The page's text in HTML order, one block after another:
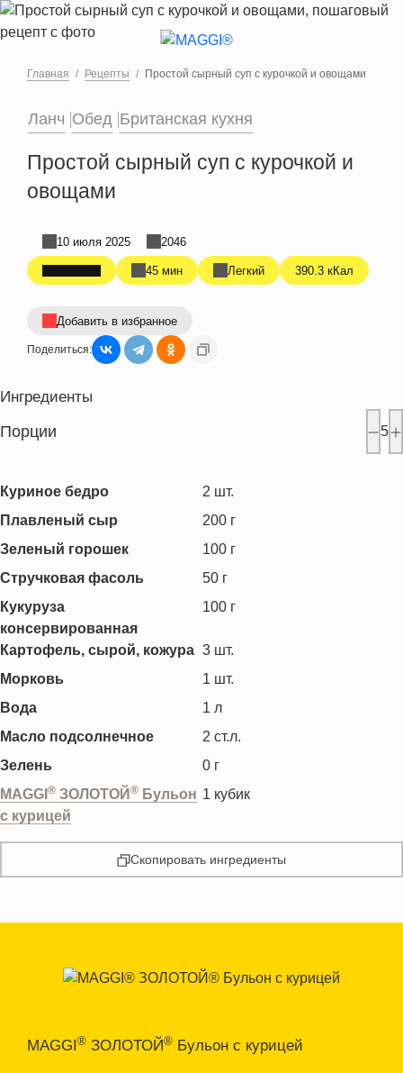
Перейти к основному содержанию
Главная Рецепты Простой сырный суп с курочкой и овощами
Ланч Обед Британская кухня
Простой сырный суп с курочкой и
овощами
45 мин Легкий 390.3 кКал
10 июля 2025 2046
Добавить в избранное
Поделиться:
Ингредиенты
Порции 5
Куриное бедро 2 шт.
Плавленый сыр
200 г
Зеленый горошек
100 г
Стручковая фасоль
50 г
Кукуруза
консервированная
100 г
Картофель, сырой, кожура 3 шт.
Морковь
1 шт.
Вода
1 л
Масло подсолнечное
2 ст.л.
Зелень
0 г
MAGGI ® ЗОЛОТОЙ ® Бульон
с курицей
1 кубик
Скопировать ингредиенты
MAGGI® ЗОЛОТОЙ® Бульон с курицей